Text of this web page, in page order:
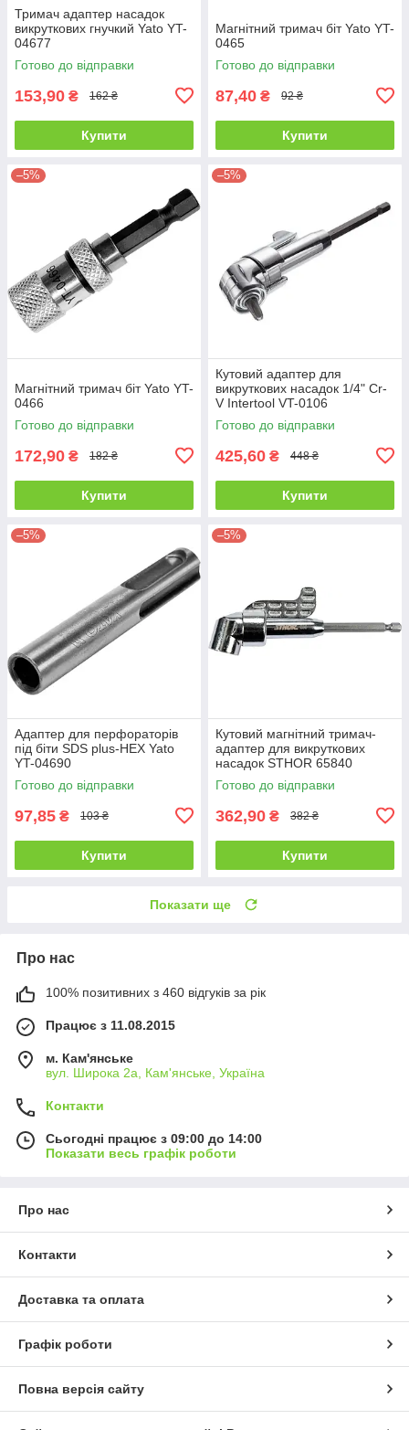
Тримач адаптер насадок
викруткових гнучкий Yato YT-
04677
Готово до відправки
153,90 ₴ 162 ₴
Купити
Магнітний тримач біт Yato YT-
0465
Готово до відправки
87,40 ₴ 92 ₴
Купити
–5%
Магнітний тримач біт Yato YT-
0466
Готово до відправки
172,90 ₴ 182 ₴
Купити
–5%
Кутовий адаптер для
викруткових насадок 1/4" Cr-
V Intertool VT-0106
Готово до відправки
425,60 ₴ 448 ₴
Купити
–5%
Адаптер для перфораторів
під біти SDS plus-HEX Yato
YT-04690
Готово до відправки
97,85 ₴ 103 ₴
Купити
–5%
Кутовий магнітний тримач-
адаптер для викруткових
насадок STHOR 65840
Готово до відправки
362,90 ₴ 382 ₴
Купити
Показати ще
Про нас
100% позитивних з 460 відгуків за рік
Працює з 11.08.2015
м. Кам'янське
вул. Широка 2а, Кам'янське, Україна
Контакти
Сьогодні працює з 09:00 до 14:00
Показати весь графік роботи
Про нас
Контакти
Доставка та оплата
Графік роботи
Повна версія сайту